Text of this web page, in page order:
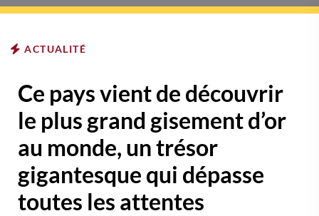
ACTUALITÉ
Ce pays vient de découvrir
le plus grand gisement d’or
au monde, un trésor
gigantesque qui dépasse
toutes les attentes